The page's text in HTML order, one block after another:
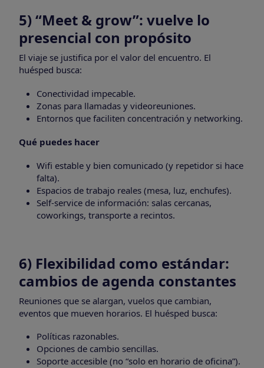
5) “Meet & grow”: vuelve lo
presencial con propósito
El viaje se justifica por el valor del encuentro. El
huésped busca:
Conectividad impecable.
Zonas para llamadas y videoreuniones.
Entornos que faciliten concentración y networking.
Qué puedes hacer
Wifi estable y bien comunicado (y repetidor si hace
falta).
Espacios de trabajo reales (mesa, luz, enchufes).
Self-service de información: salas cercanas,
coworkings, transporte a recintos.
6) Flexibilidad como estándar:
cambios de agenda constantes
Reuniones que se alargan, vuelos que cambian,
eventos que mueven horarios. El huésped busca:
Políticas razonables.
Opciones de cambio sencillas.
Soporte accesible (no “solo en horario de oficina”).